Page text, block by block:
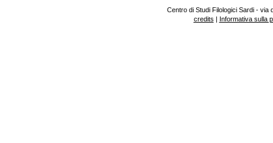
Centro di Studi Filologici Sardi - via
credits | Informativa sulla